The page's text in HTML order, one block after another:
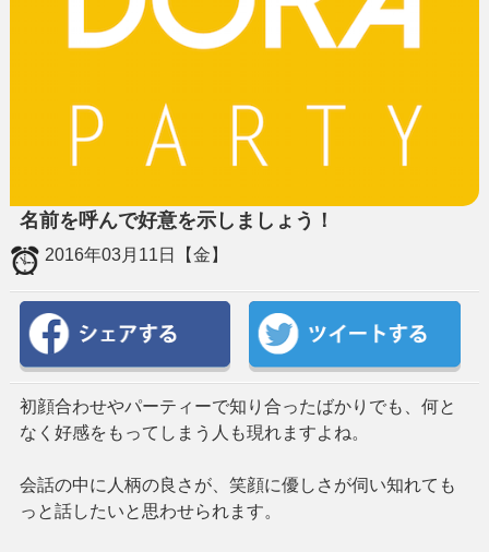
名前を呼んで好意を示しましょう！
2016年03月11日【金】
初顔合わせやパーティーで知り合ったばかりでも、何と
なく好感をもってしまう人も現れますよね。
会話の中に人柄の良さが、笑顔に優しさが伺い知れても
っと話したいと思わせられます。